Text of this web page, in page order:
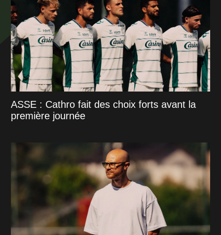
ASSE : Cathro fait des choix forts avant la
première journée